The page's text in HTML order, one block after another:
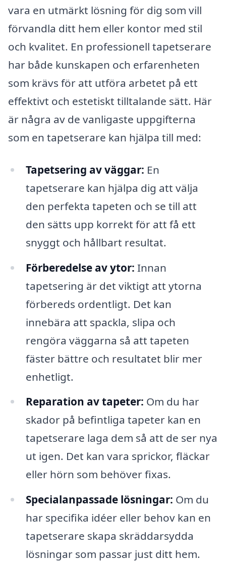
vara en utmärkt lösning för dig som vill
förvandla ditt hem eller kontor med stil
och kvalitet. En professionell tapetserare
har både kunskapen och erfarenheten
som krävs för att utföra arbetet på ett
effektivt och estetiskt tilltalande sätt. Här
är några av de vanligaste uppgifterna
som en tapetserare kan hjälpa till med:
Tapetsering av väggar: En
tapetserare kan hjälpa dig att välja
den perfekta tapeten och se till att
den sätts upp korrekt för att få ett
snyggt och hållbart resultat.
Förberedelse av ytor: Innan
tapetsering är det viktigt att ytorna
förbereds ordentligt. Det kan
innebära att spackla, slipa och
rengöra väggarna så att tapeten
fäster bättre och resultatet blir mer
enhetligt.
Reparation av tapeter: Om du har
skador på befintliga tapeter kan en
tapetserare laga dem så att de ser nya
ut igen. Det kan vara sprickor, fläckar
eller hörn som behöver fixas.
Specialanpassade lösningar: Om du
har specifika idéer eller behov kan en
tapetserare skapa skräddarsydda
lösningar som passar just ditt hem.